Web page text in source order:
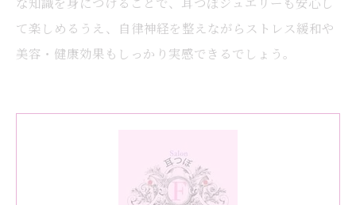
て楽しめるうえ、自律神経を整えながらストレス緩和や
美容・健康効果もしっかり実感できるでしょう。